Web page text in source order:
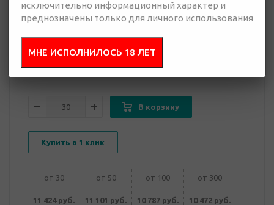
запрос
В корзину
Купить в 1 клик
от 30 от 50 от 100 от 300
11 424 руб. 11 101 руб. 10 787 руб. 10 472 руб.
исключительно информационный характер и
преднозначены только для личного использования
МНЕ ИСПОЛНИЛОСЬ 18 ЛЕТ